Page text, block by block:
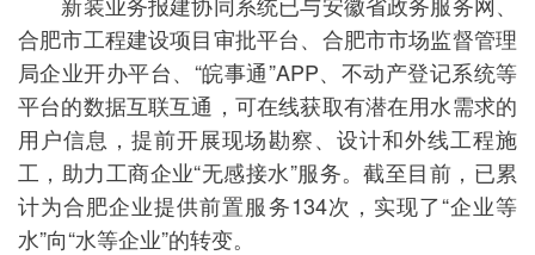
合肥市工程建设项目审批平台、合肥市市场监督管理
局企业开办平台、“皖事通”APP、不动产登记系统等
平台的数据互联互通，可在线获取有潜在用水需求的
用户信息，提前开展现场勘察、设计和外线工程施
工，助力工商企业“无感接水”服务。截至目前，已累
计为合肥企业提供前置服务134次，实现了“企业等
水”向“水等企业”的转变。